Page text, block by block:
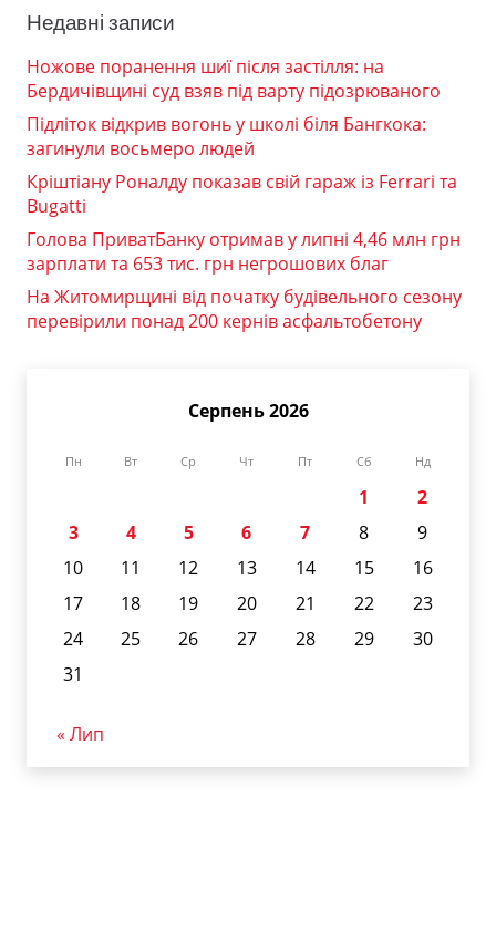
Недавні записи
Ножове поранення шиї після застілля: на
Бердичівщині суд взяв під варту підозрюваного
Підліток відкрив вогонь у школі біля Бангкока:
загинули восьмеро людей
Кріштіану Роналду показав свій гараж із Ferrari та
Bugatti
Голова ПриватБанку отримав у липні 4,46 млн грн
зарплати та 653 тис. грн негрошових благ
На Житомирщині від початку будівельного сезону
перевірили понад 200 кернів асфальтобетону
Серпень 2026
Пн Вт Ср Чт Пт Сб Нд
1
2
3
4 5 6 7 8
9
10
11 12 13 14 15
16
17
18 19 20 21 22
23
24
25 26 27 28 29
30
31
« Лип